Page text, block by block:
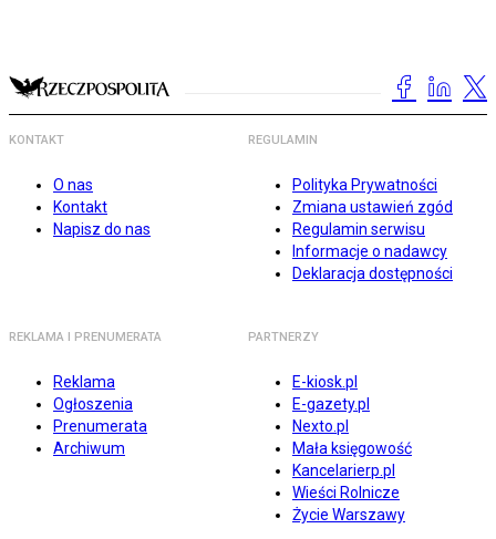
KONTAKT
O nas
Kontakt
Napisz do nas
REGULAMIN
Polityka Prywatności
Zmiana ustawień zgód
Regulamin serwisu
Informacje o nadawcy
Deklaracja dostępności
REKLAMA I PRENUMERATA
Reklama
Ogłoszenia
Prenumerata
Archiwum
PARTNERZY
E-kiosk.pl
E-gazety.pl
Nexto.pl
Mała księgowość
Kancelarierp.pl
Wieści Rolnicze
Życie Warszawy